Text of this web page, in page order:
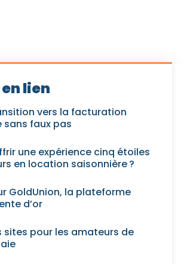
lien
vers la facturation
faux pas
une expérience cinq étoiles
en location saisonnière ?
GoldUnion, la plateforme
d’or
sites pour les amateurs de